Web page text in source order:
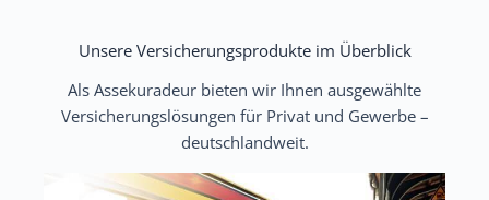
Unsere Versicherungsprodukte im Überblick
Als Assekuradeur bieten wir Ihnen ausgewählte
Versicherungslösungen für Privat und Gewerbe –
deutschlandweit.